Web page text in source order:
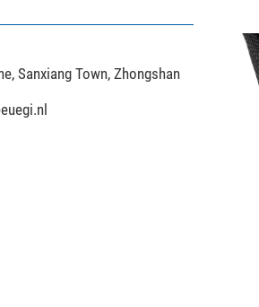
Sanxiang Town, Zhongshan